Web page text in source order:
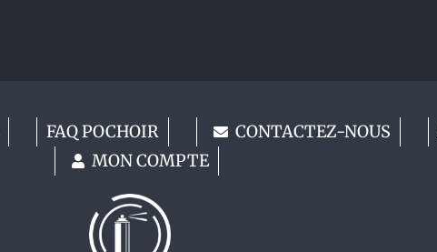
FAQ POCHOIR CONTACTEZ-NOUS
MON COMPTE